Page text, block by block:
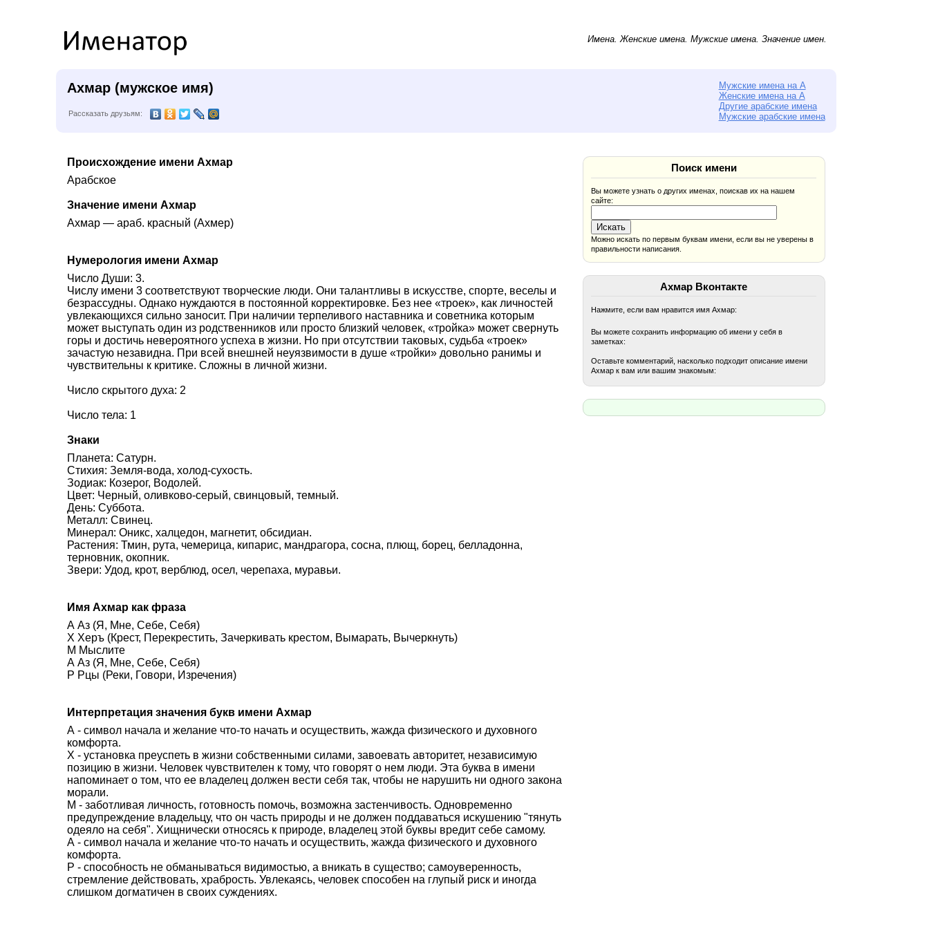
Имена.Женские имена.Мужские имена. Значение имен.
Ахмар (мужское имя)
Мужские имена на А
Женские имена на А
Другие арабские имена
Мужские арабские имена
Рассказать друзьям:
Происхождение имени Ахмар
Арабское
Значение имени Ахмар
Ахмар — араб. красный (Ахмер)
Нумерология имени Ахмар
Число Души: 3.
Числу имени 3 соответствуют творческие люди. Они талантливы в искусстве, спорте, веселы и
безрассудны. Однако нуждаются в постоянной корректировке. Без нее «троек», как личностей
увлекающихся сильно заносит. При наличии терпеливого наставника и советника которым
может выступать один из родственников или просто близкий человек, «тройка» может свернуть
горы и достичь невероятного успеха в жизни. Но при отсутствии таковых, судьба «троек»
зачастую незавидна. При всей внешней неуязвимости в душе «тройки» довольно ранимы и
чувствительны к критике. Сложны в личной жизни.
Число скрытого духа: 2
Число тела: 1
Знаки
Планета: Сатурн.
Стихия: Земля-вода, холод-сухость.
Зодиак: Козерог, Водолей.
Цвет: Черный, оливково-серый, свинцовый, темный.
День: Суббота.
Металл: Свинец.
Минерал: Оникс, халцедон, магнетит, обсидиан.
Растения: Тмин, рута, чемерица, кипарис, мандрагора, сосна, плющ, борец, белладонна,
терновник, окопник.
Звери: Удод, крот, верблюд, осел, черепаха, муравьи.
Имя Ахмар как фраза
А Аз (Я, Мне, Себе, Себя)
Х Херъ (Крест, Перекрестить, Зачеркивать крестом, Вымарать, Вычеркнуть)
М Мыслите
А Аз (Я, Мне, Себе, Себя)
Р Рцы (Реки, Говори, Изречения)
Интерпретация значения букв имени Ахмар
А - символ начала и желание что-то начать и осуществить, жажда физического и духовного
комфорта.
Х - установка преуспеть в жизни собственными силами, завоевать авторитет, независимую
позицию в жизни. Человек чувствителен к тому, что говорят о нем люди. Эта буква в имени
напоминает о том, что ее владелец должен вести себя так, чтобы не нарушить ни одного закона
морали.
М - заботливая личность, готовность помочь, возможна застенчивость. Одновременно
предупреждение владельцу, что он часть природы и не должен поддаваться искушению "тянуть
одеяло на себя". Хищнически относясь к природе, владелец этой буквы вредит себе самому.
А - символ начала и желание что-то начать и осуществить, жажда физического и духовного
комфорта.
Р - способность не обманываться видимостью, а вникать в существо; самоуверенность,
стремление действовать, храбрость. Увлекаясь, человек способен на глупый риск и иногда
слишком догматичен в своих суждениях.
Поиск имени
Вы можете узнать о других именах, поискав их на нашем
сайте:
Можно искать по первым буквам имени, если вы не уверены в
правильности написания.
Ахмар Вконтакте
Нажмите, если вам нравится имя Ахмар:
Вы можете сохранить информацию об имени у себя в
заметках:
Оставьте комментарий, насколько подходит описание имени
Ахмар к вам или вашим знакомым: